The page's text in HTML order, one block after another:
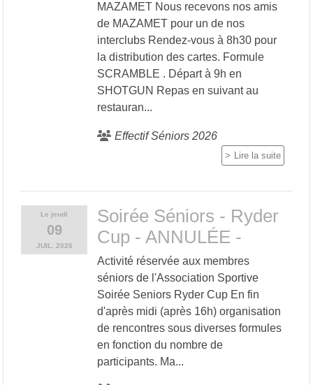
MAZAMET Nous recevons nos amis
de MAZAMET pour un de nos
interclubs Rendez-vous à 8h30 pour
la distribution des cartes. Formule
SCRAMBLE . Départ à 9h en
SHOTGUN Repas en suivant au
restauran...
Effectif Séniors 2026
Lire la suite
Le jeudi
09
JUIL. 2026
Soirée Séniors - Ryder
Cup - ANNULÉE -
Activité réservée aux membres
séniors de l'Association Sportive
Soirée Seniors Ryder Cup En fin
d'après midi (après 16h) organisation
de rencontres sous diverses formules
en fonction du nombre de
participants. Ma...